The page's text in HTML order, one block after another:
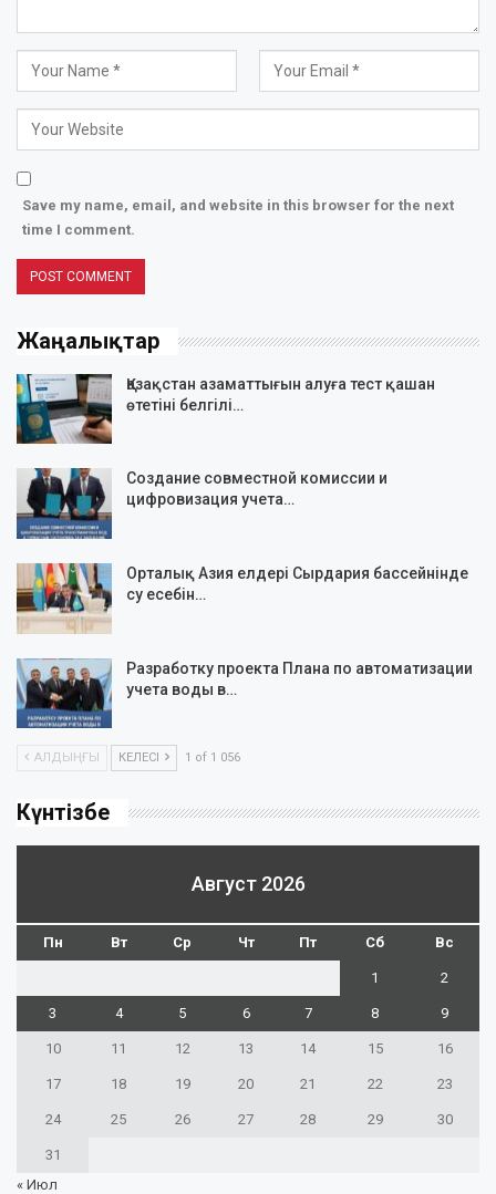
Save my name, email, and website in this browser for the next
time I comment.
Жаңалықтар
Қазақстан азаматтығын алуға тест қашан
өтетіні белгілі…
Создание совместной комиссии и
цифровизация учета…
Орталық Азия елдері Сырдария бассейнінде
су есебін…
Разработку проекта Плана по автоматизации
учета воды в…
АЛДЫҢҒЫ КЕЛЕСІ 1 of 1 056
Күнтізбе
Август 2026
Пн Вт Ср Чт Пт Сб Вс
1 2
3 4 5 6 7 8 9
10 11 12 13 14 15 16
17 18 19 20 21 22 23
24 25 26 27 28 29 30
31
« Июл